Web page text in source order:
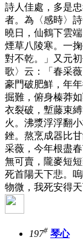
詩人佳處，多是
者。為〈感時〉
曉日，仙鶴下雲
煙草八陵寒。一
對不乾。」又元
歌〉云：「春采
豪門破肥鮮，年
掘難，俯身榛莽
衣裂破，塹藤束
火。沸漿浮浮翻
銼。熬烹成器比
采薇，今年根盡
無可賣，隴麥短
死首陽天下悲。
物微，我死安得
197# 琴心